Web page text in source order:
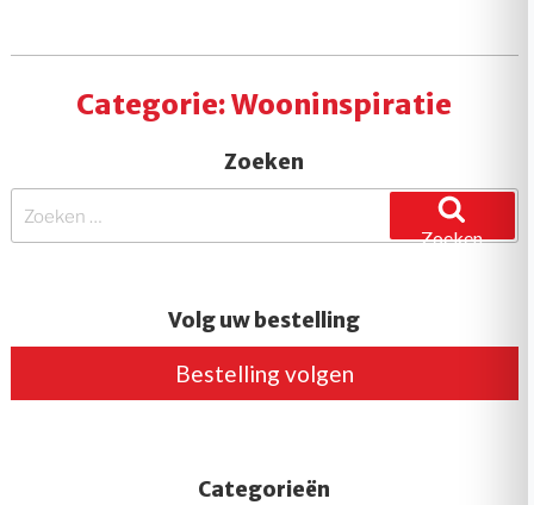
statement”
Categorie:Wooninspiratie
Zoeken
Zoeken
Zoeken
Volg uw bestelling
Bestelling volgen
Categorieën